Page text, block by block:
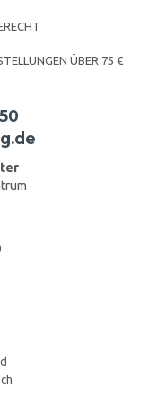
ÜBER 75 €